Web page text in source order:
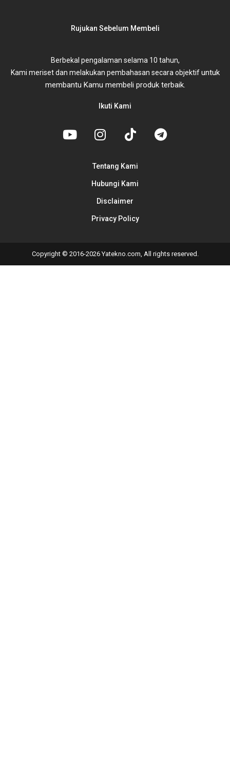
Rujukan Sebelum Membeli
Berbekal pengalaman selama 10 tahun,
Kami meriset dan melakukan pembahasan secara objektifuntuk
membantu Kamu membeli produk terbaik.
Ikuti Kami
Tentang Kami
Hubungi Kami
Disclaimer
Privacy Policy
Copyright © 2016-2026 Yatekno.com, All rights reserved.